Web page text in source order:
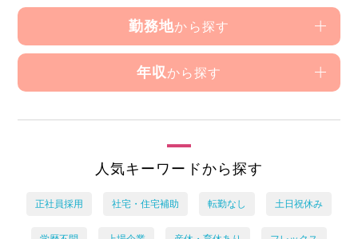
勤務地から探す
年収 から探す
人気キーワードから探す
正社員採用 社宅・住宅補助 転勤なし 土日祝休み